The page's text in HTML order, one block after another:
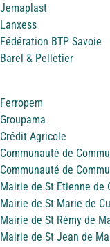
Jemaplast
Lanxess
Fédération BTP Savoie
Barel & Pelletier
Ferropem
Groupama
Crédit Agricole
Communauté de
Communauté de
Mairie de St Etienne de
Mairie de St Marie de
Mairie de St Rémy de
Mairie de St Jean de